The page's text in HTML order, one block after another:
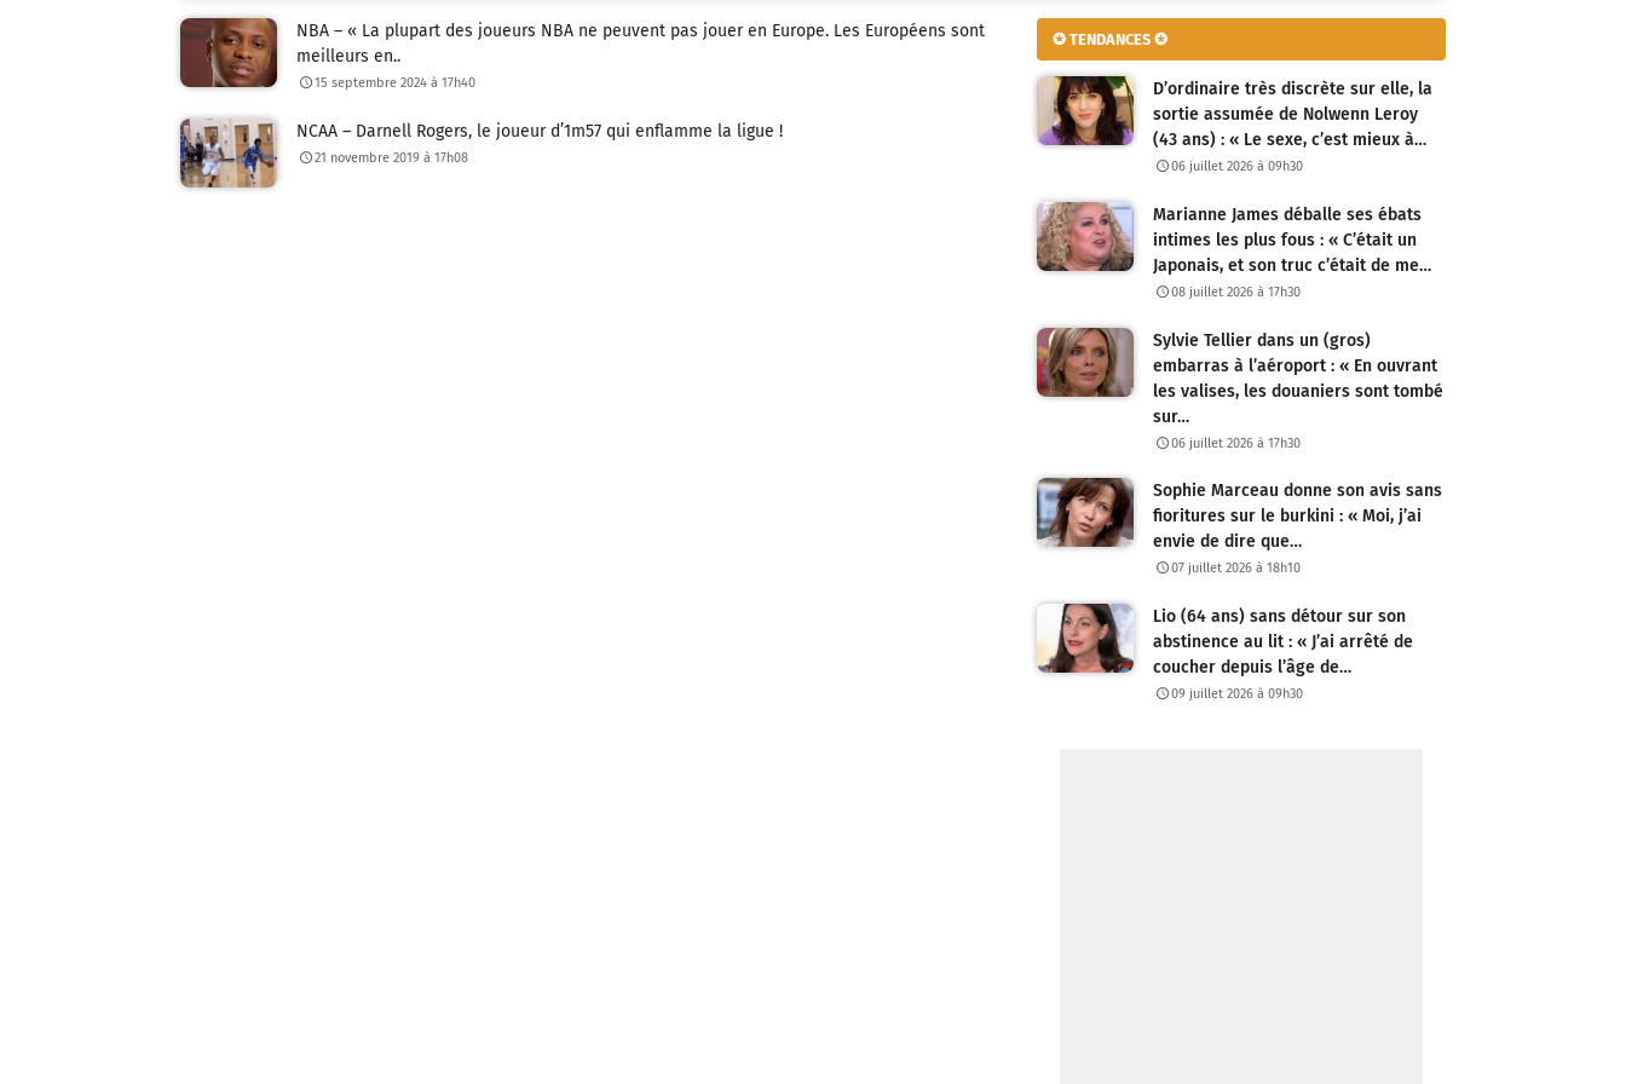
NBA – « La plupart des joueurs NBA ne peuvent pas jouer en Europe. Les Européens sont
meilleurs en..
15 septembre 2024 à 17h40
NCAA – Darnell Rogers, le joueur d’1m57 qui enflamme la ligue !
21 novembre 2019 à 17h08
✪ TENDANCES ✪
D’ordinaire très discrète sur elle, la
sortie assumée de Nolwenn Leroy
(43 ans) : « Le sexe, c’est mieux à…
06 juillet 2026 à 09h30
Marianne James déballe ses ébats
intimes les plus fous : « C’était un
Japonais, et son truc c’était de me…
08 juillet 2026 à 17h30
Sylvie Tellier dans un (gros)
embarras à l’aéroport : « En ouvrant
les valises, les douaniers sont tombé
sur…
06 juillet 2026 à 17h30
Sophie Marceau donne son avis sans
fioritures sur le burkini : « Moi, j’ai
envie de dire que…
07 juillet 2026 à 18h10
Lio (64 ans) sans détour sur son
abstinence au lit : « J’ai arrêté de
coucher depuis l’âge de…
09 juillet 2026 à 09h30